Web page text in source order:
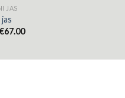
JAS
€67.00